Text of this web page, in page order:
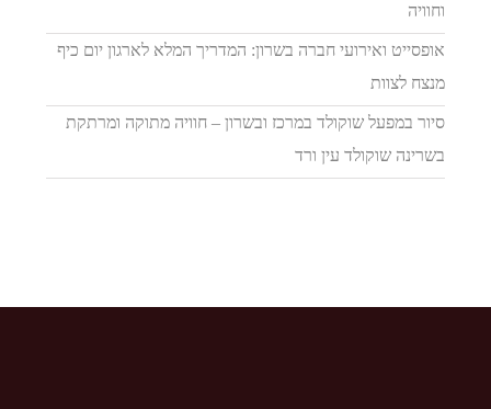
וחוויה
אופסייט ואירועי חברה בשרון: המדריך המלא לארגון יום כיף
מנצח לצוות
סיור במפעל שוקולד במרכז ובשרון – חוויה מתוקה ומרתקת
בשרינה שוקולד עין ורד